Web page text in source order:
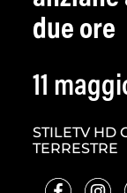
due ore
11
STILETV HD
TERRESTRE